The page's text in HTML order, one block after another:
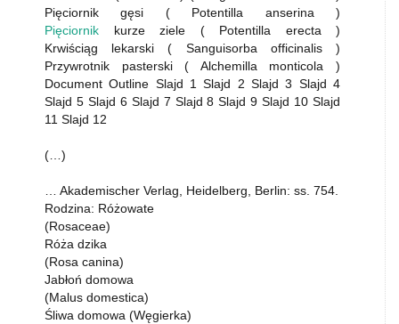
Pięciornik gęsi ( Potentilla anserina )
Pięciornik kurze ziele ( Potentilla erecta )
Krwiściąg lekarski ( Sanguisorba officinalis )
Przywrotnik pasterski ( Alchemilla monticola )
Document Outline Slajd 1 Slajd 2 Slajd 3 Slajd 4
Slajd 5 Slajd 6 Slajd 7 Slajd 8 Slajd 9 Slajd 10 Slajd
11 Slajd 12
(…)
… Akademischer Verlag, Heidelberg, Berlin: ss. 754.
Rodzina: Różowate
(Rosaceae)
Róża dzika
(Rosa canina)
Jabłoń domowa
(Malus domestica)
Śliwa domowa (Węgierka)